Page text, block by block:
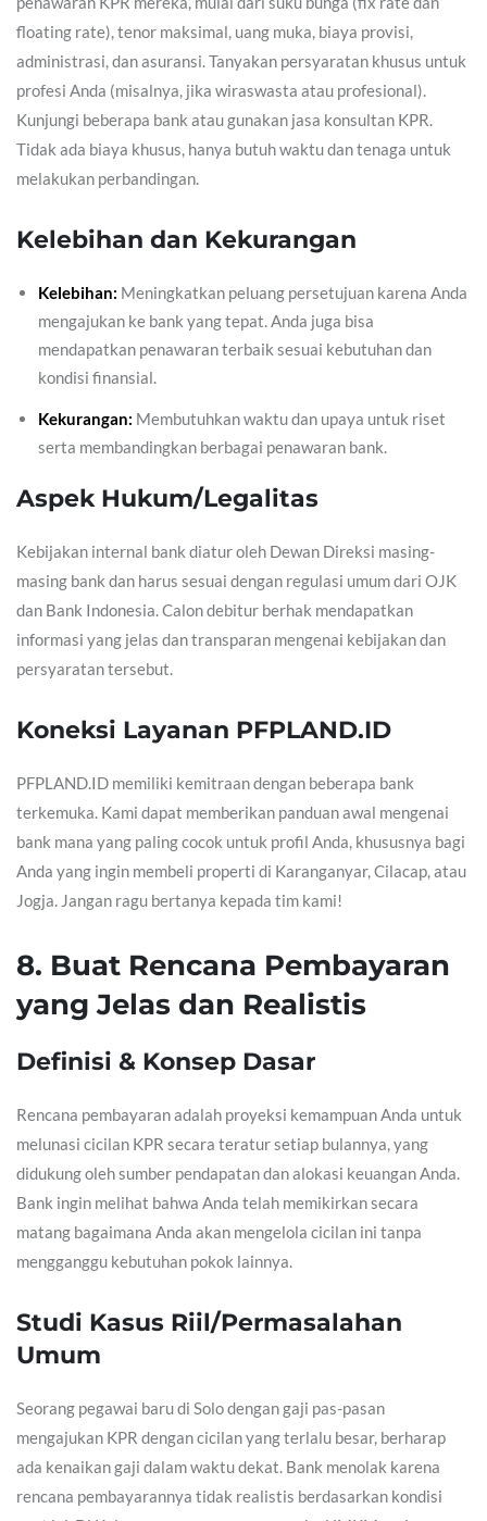
floating rate), tenor maksimal, uang muka, biaya provisi,
administrasi, dan asuransi. Tanyakan persyaratan khusus untuk
profesi Anda (misalnya, jika wiraswasta atau profesional).
Kunjungi beberapa bank atau gunakan jasa konsultan KPR.
Tidak ada biaya khusus, hanya butuh waktu dan tenaga untuk
melakukan perbandingan.
Kelebihan dan Kekurangan
Kelebihan: Meningkatkan peluang persetujuan karena Anda
mengajukan ke bank yang tepat. Anda juga bisa
mendapatkan penawaran terbaik sesuai kebutuhan dan
kondisi finansial.
Kekurangan: Membutuhkan waktu dan upaya untuk riset
serta membandingkan berbagai penawaran bank.
Aspek Hukum/Legalitas
Kebijakan internal bank diatur oleh Dewan Direksi masing-
masing bank dan harus sesuai dengan regulasi umum dari OJK
dan Bank Indonesia. Calon debitur berhak mendapatkan
informasi yang jelas dan transparan mengenai kebijakan dan
persyaratan tersebut.
Koneksi Layanan PFPLAND.ID
PFPLAND.ID memiliki kemitraan dengan beberapa bank
terkemuka. Kami dapat memberikan panduan awal mengenai
bank mana yang paling cocok untuk profil Anda, khususnya bagi
Anda yang ingin membeli properti di Karanganyar, Cilacap, atau
Jogja. Jangan ragu bertanya kepada tim kami!
8. Buat Rencana Pembayaran
yang Jelas dan Realistis
Definisi & Konsep Dasar
Rencana pembayaran adalah proyeksi kemampuan Anda untuk
melunasi cicilan KPR secara teratur setiap bulannya, yang
didukung oleh sumber pendapatan dan alokasi keuangan Anda.
Bank ingin melihat bahwa Anda telah memikirkan secara
matang bagaimana Anda akan mengelola cicilan ini tanpa
mengganggu kebutuhan pokok lainnya.
Studi Kasus Riil/Permasalahan
Umum
Seorang pegawai baru di Solo dengan gaji pas-pasan
mengajukan KPR dengan cicilan yang terlalu besar, berharap
ada kenaikan gaji dalam waktu dekat. Bank menolak karena
rencana pembayarannya tidak realistis berdasarkan kondisi